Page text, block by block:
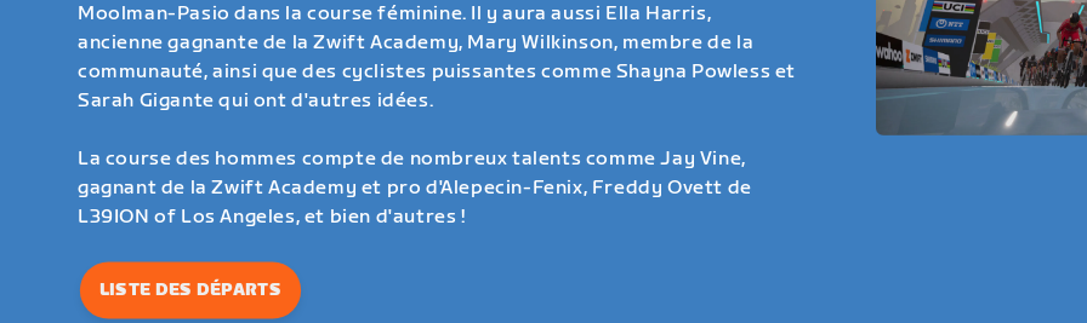
Moolman-Pasio dans la course féminine. Il y aura aussi Ella Harris,
ancienne gagnante de la Zwift Academy, Mary Wilkinson, membre de la
communauté, ainsi que des cyclistes puissantes comme Shayna Powless et
Sarah Gigante qui ont d'autres idées.
La course des hommes compte de nombreux talents comme Jay Vine,
gagnant de la Zwift Academy et pro d'Alepecin-Fenix, Freddy Ovett de
L39ION of Los Angeles, et bien d'autres !
LISTE DES DÉPARTS